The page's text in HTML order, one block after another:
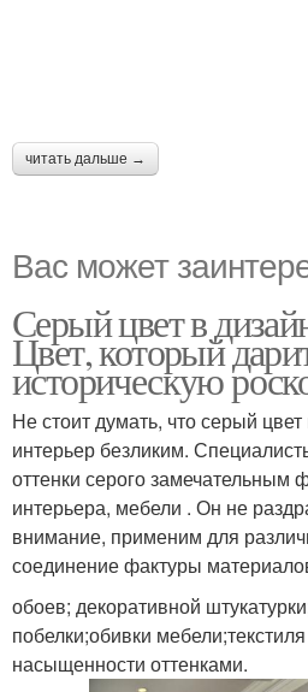
читать дальше →
Вас может
Серый цвет в
Цвет, который
историческую
Не стоит думать, что серый
интерьер безликим.
оттенки серого замечательным
интерьера, мебели . Он не
внимание, применим для
соединение фактуры
обоев; декоративной
побелки;обивки
насыщенности оттенками.